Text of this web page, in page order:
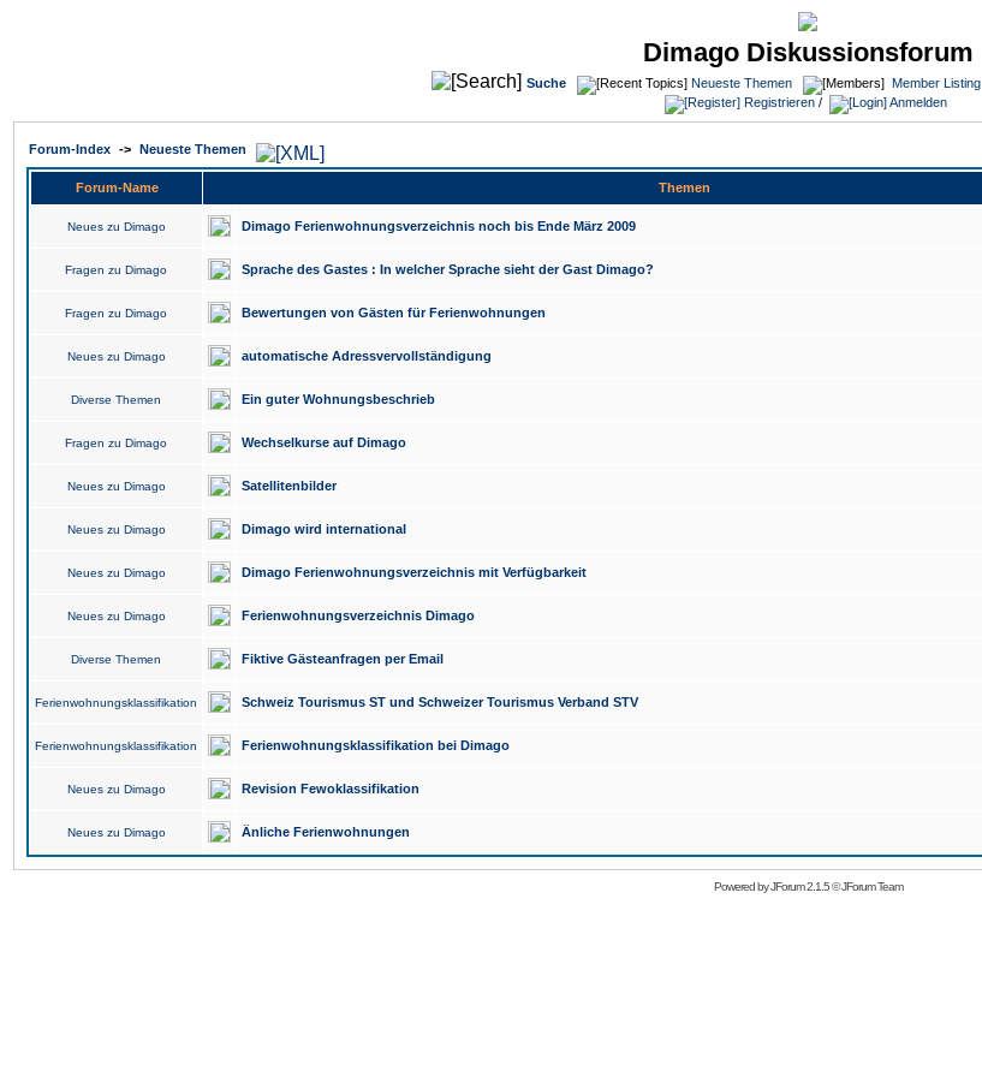
Dimago Diskussionsforum
Suche Neueste Themen Member Listing
Registrieren / Anmelden
Forum-Index -> Neueste Themen
Forum-Name Themen
Neues zu Dimago Dimago Ferienwohnungsverzeichnis noch bis Ende März 2009
Fragen zu Dimago Sprache des Gastes : In welcher Sprache sieht der Gast Dimago?
Fragen zu Dimago Bewertungen von Gästen für Ferienwohnungen
Neues zu Dimago automatische Adressvervollständigung
Diverse Themen Ein guter Wohnungsbeschrieb
Fragen zu Dimago Wechselkurse auf Dimago
Neues zu Dimago Satellitenbilder
Neues zu Dimago Dimago wird international
Neues zu Dimago Dimago Ferienwohnungsverzeichnis mit Verfügbarkeit
Neues zu Dimago Ferienwohnungsverzeichnis Dimago
Diverse Themen Fiktive Gästeanfragen per Email
Ferienwohnungsklassifikation Schweiz Tourismus ST und Schweizer Tourismus Verband STV
Ferienwohnungsklassifikation Ferienwohnungsklassifikation bei Dimago
Neues zu Dimago Revision Fewoklassifikation
Neues zu Dimago Änliche Ferienwohnungen
Powered byJForum 2.1.5©JForum Team